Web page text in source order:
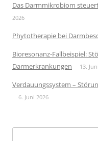
Das Darmmikrobiom
2026
Phytotherapie bei
Bioresonanz-Fallbeispiel:
Darmerkrankungen
13.
Verdauungssystem –
6. Juni 2026